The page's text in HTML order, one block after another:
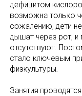
дефицитом
возможна только
сожалению, дети
дышат через рот, и
отсутствуют.
стало ключевым
физкультуры.
Занятия